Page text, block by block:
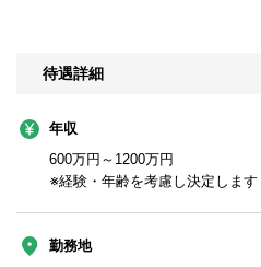
待遇詳細
年収
600万円～1200万円
※経験・年齢を考慮し決定します
勤務地